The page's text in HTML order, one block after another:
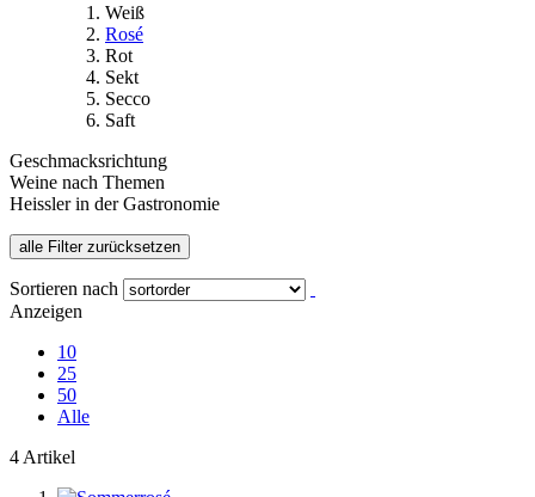
Weiß
Rosé
Rot
Sekt
Secco
Saft
Geschmacksrichtung
Weine nach Themen
Heissler in der Gastronomie
alle Filter zurücksetzen
Sortieren nach
Anzeigen
10
25
50
Alle
4 Artikel